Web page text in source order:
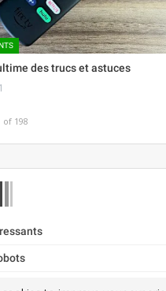
des trucs et astuces
of 198